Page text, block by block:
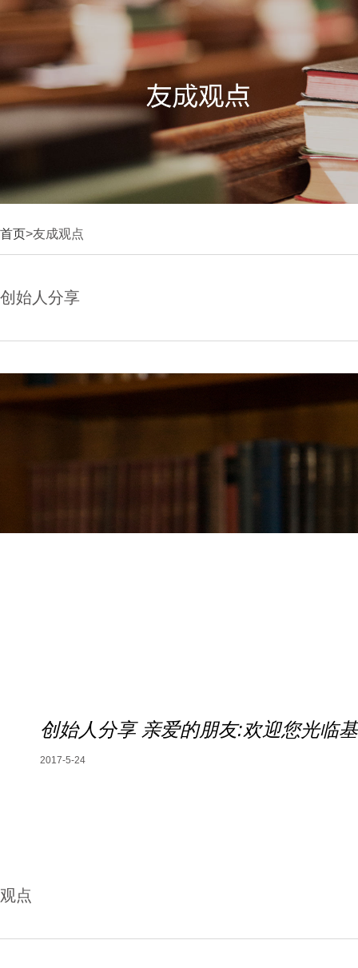
首页>友成观点
创始人分享
创始人分享 亲爱的朋友:欢迎您光临
2017-5-24
观点